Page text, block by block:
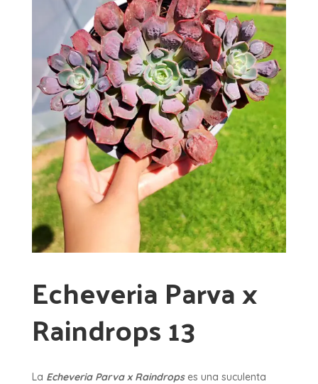
Echeveria Parva x
Raindrops 13
La Echeveria Parva x Raindrops es una suculenta